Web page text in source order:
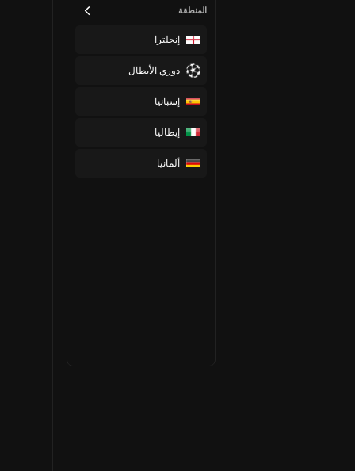
المنطقة
إنجلترا
دوري الأبطال
إسبانيا
إيطاليا
ألمانيا